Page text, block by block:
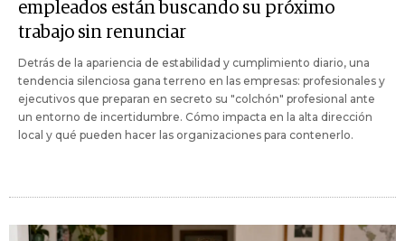
empleados están buscando su próximo
trabajo sin renunciar
Detrás de la apariencia de estabilidad y cumplimiento diario, una
tendencia silenciosa gana terreno en las empresas: profesionales y
ejecutivos que preparan en secreto su "colchón" profesional ante
un entorno de incertidumbre. Cómo impacta en la alta dirección
local y qué pueden hacer las organizaciones para contenerlo.